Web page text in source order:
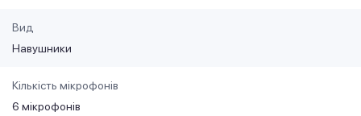
Вид
Навушники
Кількість мікрофонів
6 мікрофонів